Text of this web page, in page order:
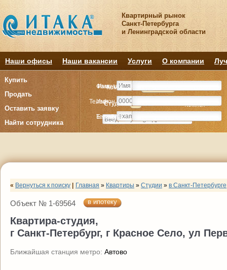
Квартирный рынок
Санкт-Петербурга
и Ленинградской области
Наши офисы Наши вакансии Услуги О компании
Купить
Продать
Оставить заявку
Найти сотрудника
Комнату
Студия Комнат
Комнату
Студия Комнат
Имя
Телефон
E-mail
Фамилия
Имя
Телефон
« Вернуться к поиску Главная » Квартиры » Студии » в Санкт-Петербурге
Объект № 1-69564 в ипотеку
Квартира-студия,
г Санкт-Петербург, г Красное Село, ул
Ближайшая станция метро: Автово